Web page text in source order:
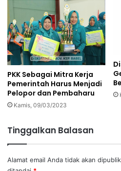
PKK Sebagai Mitra Kerja
Pemerintah Harus Menjadi
Pelopor dan Pembaharu
Kamis, 09/03/2023
Tinggalkan Balasan
Alamat email Anda tidak akan